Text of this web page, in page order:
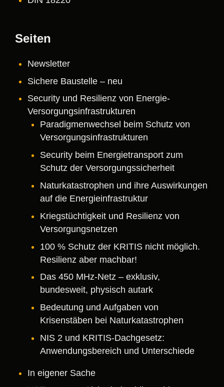
Seiten
Newsletter
Sichere Baustelle – neu
Security und Resilienz von Energie-
Versorgungsinfrastrukturen
Paradigmenwechsel beim Schutz von
Versorgungsinfrastrukturen
Security beim Energietransport zum
Schutz der Versorgungssicherheit
Naturkatastrophen und ihre Auswirkungen
auf die Energieinfrastruktur
Kriegstüchtigkeit und Resilienz von
Versorgungsnetzen
100 % Schutz der KRITIS nicht möglich.
Resilienz aber machbar!
Das 450 MHz-Netz – exklusiv,
bundesweit, physisch autark
Bedeutung und Aufgaben von
Krisenstäben bei Naturkatastrophen
NIS 2 und KRITIS-Dachgesetz:
Anwendungsbereich und Unterschiede
In eigener Sache